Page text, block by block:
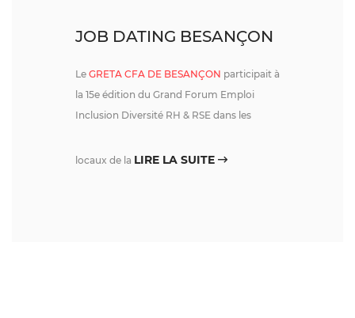
JOB DATING BESANÇON
Le GRETA CFA DE BESANÇON participait à
la 15e édition du Grand Forum Emploi
Inclusion Diversité RH & RSE dans les
locaux de la LIRE LA SUITE